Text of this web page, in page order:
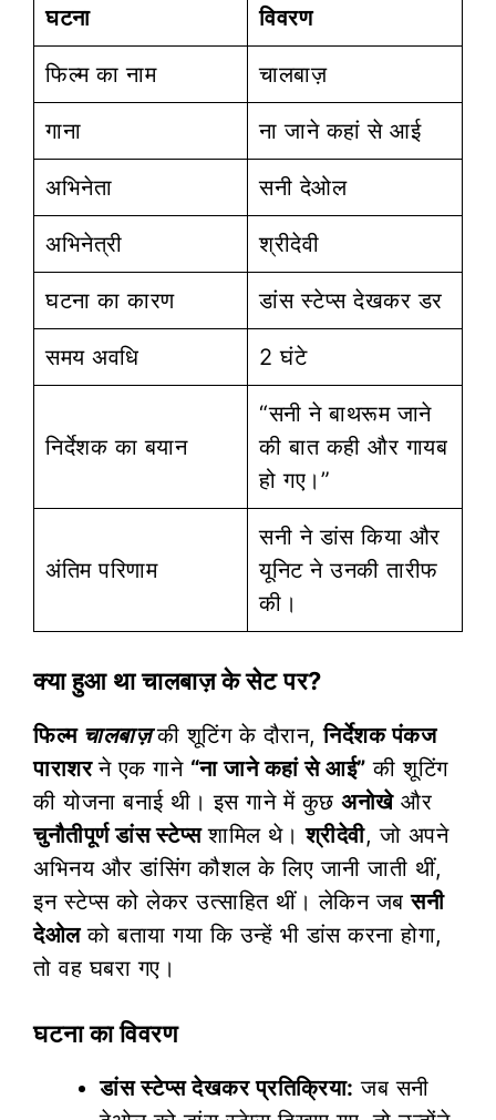
घटना विवरण
फिल्म का नाम चालबाज़
गाना ना जाने कहां से आई
अभिनेता सनी देओल
अभिनेत्री श्रीदेवी
घटना का कारण डांस स्टेप्स देखकर डर
समय अवधि 2 घंटे
निर्देशक का बयान
“सनी ने बाथरूम जाने
की बात कही और गायब
हो गए।”
अंतिम परिणाम
सनी ने डांस किया और
यूनिट ने उनकी तारीफ
की।
क्या हुआ था चालबाज़ के सेट पर?
फिल्म चालबाज़ की शूटिंग के दौरान,निर्देशक पंकज
पाराशरने एक गाने “ना जाने कहां से आई” की शूटिंग
की योजना बनाई थी। इस गाने में कुछ अनोखेऔर
चुनौतीपूर्ण डांस स्टेप्सशामिल थे।श्रीदेवी, जो अपने
अभिनय और डांसिंग कौशल के लिए जानी जाती थीं,
इन स्टेप्स को लेकर उत्साहित थीं। लेकिन जबसनी
देओलको बताया गया कि उन्हें भी डांस करना होगा,
तो वह घबरा गए।
घटना का विवरण
डांस स्टेप्स देखकर प्रतिक्रिया: जब सनी